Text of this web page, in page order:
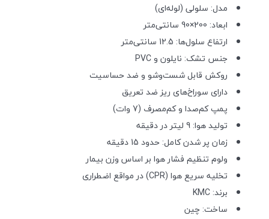
مدل: سلولی (لوله‌ای)
ابعاد: 200×90 سانتی‌متر
ارتفاع سلول‌ها: 12.5 سانتی‌متر
جنس تشک: نایلون و PVC
روکش قابل شست‌وشو و ضد حساسیت
دارای سوراخ‌های ریز ضد تعریق
پمپ کم‌صدا و کم‌مصرف (7 وات)
تولید هوا: 9 لیتر در دقیقه
زمان پر شدن کامل: حدود 15 دقیقه
ولوم تنظیم فشار هوا بر اساس وزن بیمار
تخلیه سریع هوا (CPR) در مواقع اضطراری
برند: KMC
ساخت: چین